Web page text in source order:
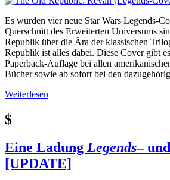
Es wurden vier neue Star Wars Legends-
Querschnitt des Erweiterten Universums
Republik über die Ära der klassischen
Republik ist alles dabei. Diese Cover gibt
Paperback-Auflage bei allen
Bücher sowie ab sofort bei den
Weiterlesen
$
Eine Ladung Legends–
[UPDATE]